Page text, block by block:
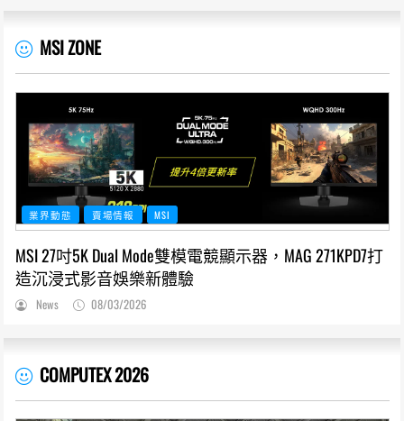
MSI ZONE
業界動態 賣場情報 MSI
MSI 27吋5K Dual Mode雙模電競顯示器，MAG 271KPD7打
造沉浸式影音娛樂新體驗
News 08/03/2026
COMPUTEX 2026